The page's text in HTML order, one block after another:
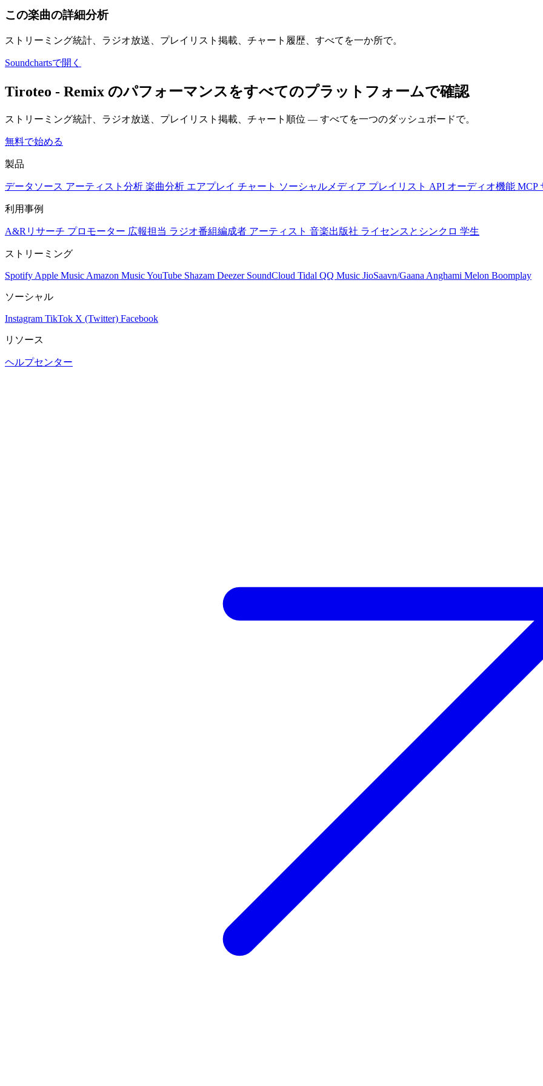
この楽曲の詳細分析
ストリーミング統計、ラジオ放送、プレイリスト掲載、チャート履歴、すべてを一か所で。
Soundchartsで開く
Tiroteo - Remix のパフォーマンスをすべてのプラットフォームで確認
ストリーミング統計、ラジオ放送、プレイリスト掲載、チャート順位 — すべてを一つのダッシュボードで。
無料で始める
製品
データソース アーティスト分析 楽曲分析 エアプレイ チャート ソーシャルメディア プレイリスト API オーディオ機能 MCP
利用事例
A&Rリサーチ プロモーター 広報担当 ラジオ番組編成者 アーティスト 音楽出版社 ライセンスとシンクロ 学生
ストリーミング
Spotify Apple Music Amazon MusicYouTube Shazam Deezer SoundCloud Tidal QQ Music JioSaavn/Gaana Anghami Melon Boomplay
ソーシャル
Instagram TikTok X (Twitter) Facebook
リソース
ヘルプセンター